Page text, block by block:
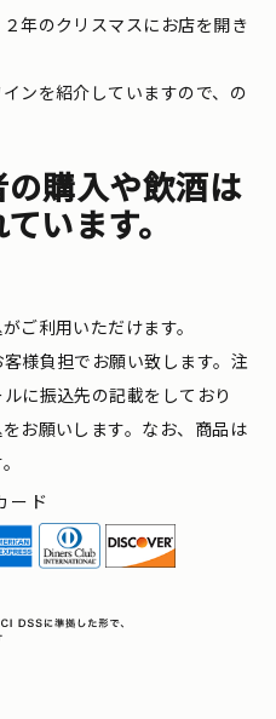
年のクリスマスにお店を開き
ンを紹介していますので、の
購入や飲酒は
います。
ご利用いただけます。
様負担でお願い致します。注
に振込先の記載をしており
お願いします。なお、商品は
ード